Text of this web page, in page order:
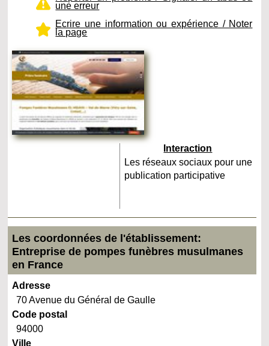
une erreur
Ecrire une information ou expérience / Noter
la page
Interaction
Les réseaux sociaux pour une
publication participative
Les coordonnées de l'établissement:
Entreprise de pompes funèbres musulmanes
en France
Adresse
70 Avenue du Général de Gaulle
Code postal
94000
Ville